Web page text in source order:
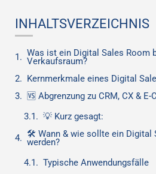
INHALTSVERZEICHNIS
Was ist ein Digital Sales Room
Verkaufsraum?
Kernmerkmale eines Digital
🆚 Abgrenzung zu CRM, CX &
💡 Kurz gesagt:
🛠 Wann & wie sollte ein Digital
werden?
Typische Anwendungsfälle